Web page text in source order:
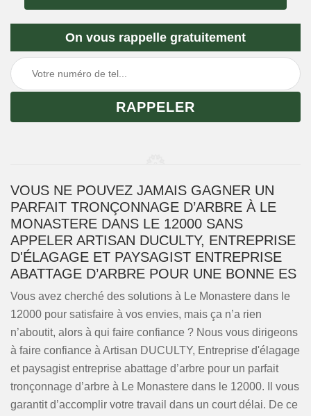
On vous rappelle gratuitement
VOUS NE POUVEZ JAMAIS GAGNER UN
PARFAIT TRONÇONNAGE D’ARBRE À LE
MONASTERE DANS LE 12000 SANS
APPELER ARTISAN DUCULTY, ENTREPRISE
D'ÉLAGAGE ET PAYSAGIST ENTREPRISE
ABATTAGE D’ARBRE POUR UNE BONNE ES
Vous avez cherché des solutions à Le Monastere dans le
12000 pour satisfaire à vos envies, mais ça n’a rien
n’aboutit, alors à qui faire confiance ? Nous vous dirigeons
à faire confiance à Artisan DUCULTY, Entreprise d'élagage
et paysagist entreprise abattage d’arbre pour un parfait
tronçonnage d’arbre à Le Monastere dans le 12000. Il vous
garantit d’accomplir votre travail dans un court délai. De ce